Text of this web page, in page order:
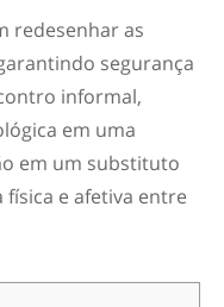
redesenhar as
segurança
informal,
em uma
em um substituto
física e afetiva entre